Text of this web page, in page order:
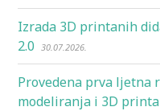
Izrada 3D printanih
2.0
30.07.2026.
Provedena prva ljetna
modeliranja i 3D